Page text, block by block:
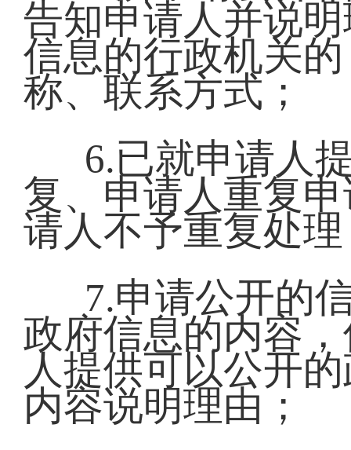
告知申请人并说
信息的行政机关
称、联系方式；
6.已就申请人
复、申请人重复
请人不予重复处
7.申请公开的
政府信息的内容
人提供可以公开
内容说明理由；